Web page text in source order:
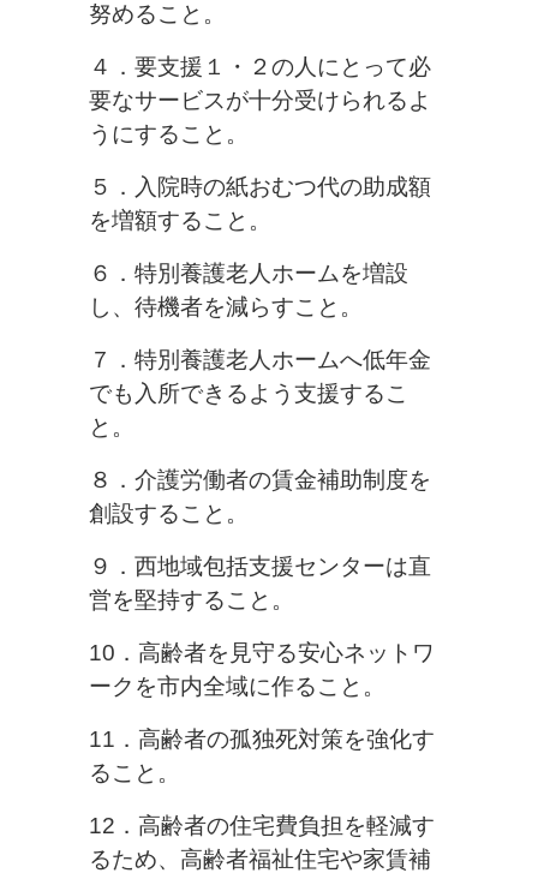
努めること。
４．要支援１・２の人にとって必
要なサービスが十分受けられるよ
うにすること。
５．入院時の紙おむつ代の助成額
を増額すること。
６．特別養護老人ホームを増設
し、待機者を減らすこと。
７．特別養護老人ホームへ低年金
でも入所できるよう支援するこ
と。
８．介護労働者の賃金補助制度を
創設すること。
９．西地域包括支援センターは直
営を堅持すること。
10．高齢者を見守る安心ネットワ
ークを市内全域に作ること。
11．高齢者の孤独死対策を強化す
ること。
12．高齢者の住宅費負担を軽減す
るため、高齢者福祉住宅や家賃補